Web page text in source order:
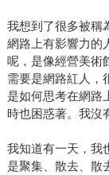
我想到了很多被稱
網路上有影響力的
呢，是像經營美術
需要是網路紅人，
是如何思考在網路
時也困惑著。我沒
我知道有一天，我
是聚集、散去、散